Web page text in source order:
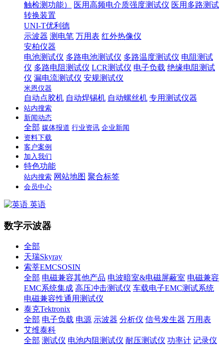
触检测功能）
医用高频电介质强度测试仪 医用多路测试
转换装置
UNI-T优利德
示波器 测电笔 万用表 红外热像仪
安柏仪器
电池测试仪 多路电池测试仪 多路温度测试仪 电阻测试
仪 多路电阻测试仪 LCR测试仪 电子负载 绝缘电阻测试
仪 漏电流测试仪 安规测试仪
米恩仪器
自动点胶机 自动焊锡机 自动螺丝机 专用测试仪器
站内搜索
新闻动态
全部 媒体报道 行业资讯 企业新闻
资料下载
客户案例
加入我们
特色功能
站内搜索 网站地图 聚合标签
会员中心
英语
数字示波器
全部
天瑞Skyray
索莘EMCSOSIN
全部 电磁兼容其他产品 电波暗室&电磁屏蔽室 电磁兼容
EMC系统集成 高压冲击测试仪 车载电子EMC测试系统
电磁兼容性通用测试仪
泰克Tektronix
全部 电子负载 电源 示波器 分析仪 信号发生器 万用表
艾维泰科
全部 测试仪 电池内阻测试仪 耐压测试仪 功率计 记录仪